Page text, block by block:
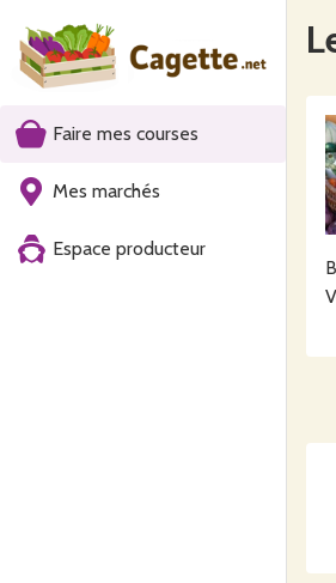
Faire mes courses
Mes marchés
Espace producteur